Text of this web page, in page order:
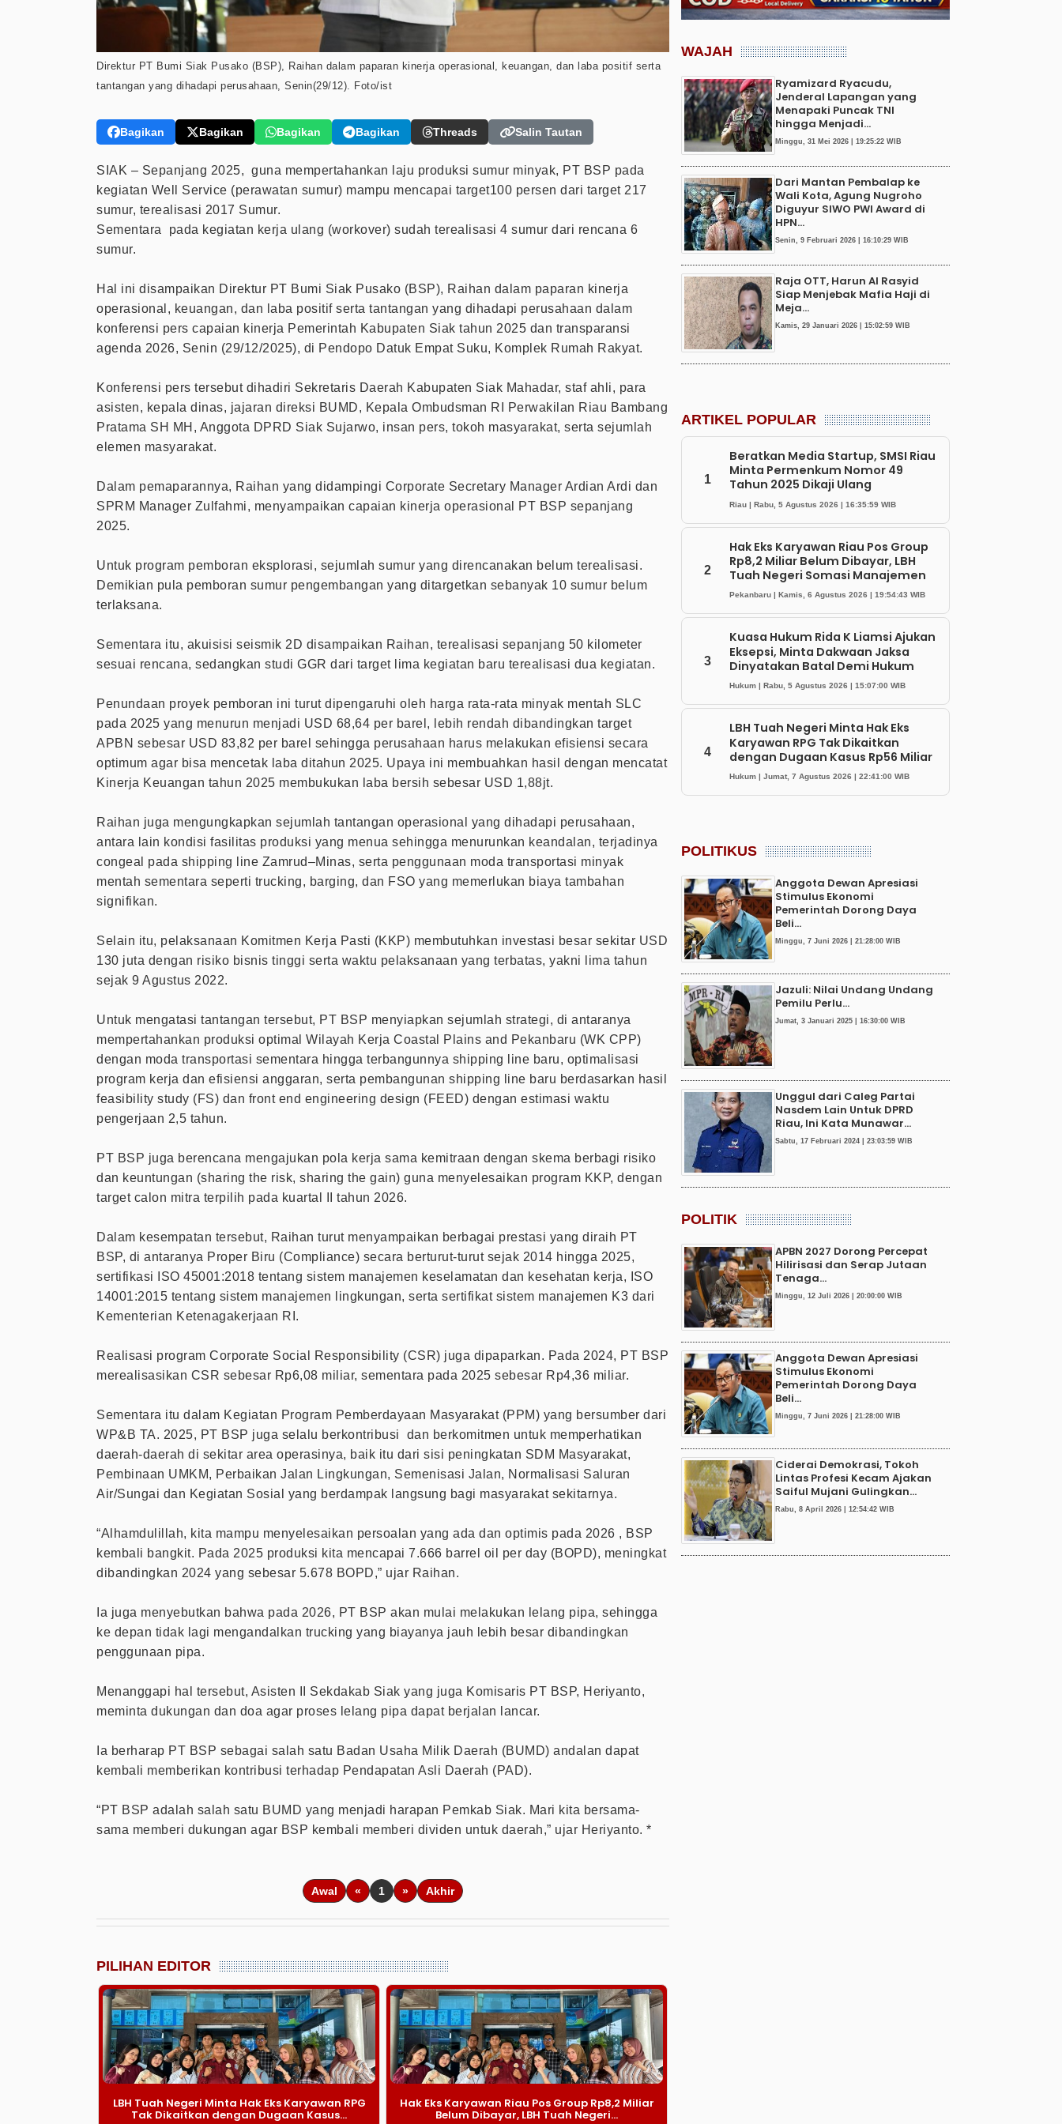
Direktur PT Bumi Siak Pusako (BSP), Raihan dalam paparan kinerja operasional, keuangan, dan laba positif serta
tantangan yang dihadapi perusahaan, Senin(29/12). Foto/ist
Bagikan Bagikan Bagikan Bagikan Threads Salin Tautan
SIAK – Sepanjang 2025, guna mempertahankan laju produksi sumur minyak, PT BSP pada
kegiatan Well Service (perawatan sumur) mampu mencapai target100 persen dari target 217
sumur, terealisasi 2017 Sumur.
Sementara pada kegiatan kerja ulang (workover) sudah terealisasi 4 sumur dari rencana 6
sumur.
Hal ini disampaikan Direktur PT Bumi Siak Pusako (BSP), Raihan dalam paparan kinerja
operasional, keuangan, dan laba positif serta tantangan yang dihadapi perusahaan dalam
konferensi pers capaian kinerja Pemerintah Kabupaten Siak tahun 2025 dan transparansi
agenda 2026, Senin (29/12/2025), di Pendopo Datuk Empat Suku, Komplek Rumah Rakyat.
Konferensi pers tersebut dihadiri Sekretaris Daerah Kabupaten Siak Mahadar, staf ahli, para
asisten, kepala dinas, jajaran direksi BUMD, Kepala Ombudsman RI Perwakilan Riau Bambang
Pratama SH MH, Anggota DPRD Siak Sujarwo, insan pers, tokoh masyarakat, serta sejumlah
elemen masyarakat.
Dalam pemaparannya, Raihan yang didampingi Corporate Secretary Manager Ardian Ardi dan
SPRM Manager Zulfahmi, menyampaikan capaian kinerja operasional PT BSP sepanjang
2025.
Untuk program pemboran eksplorasi, sejumlah sumur yang direncanakan belum terealisasi.
Demikian pula pemboran sumur pengembangan yang ditargetkan sebanyak 10 sumur belum
terlaksana.
Sementara itu, akuisisi seismik 2D disampaikan Raihan, terealisasi sepanjang 50 kilometer
sesuai rencana, sedangkan studi GGR dari target lima kegiatan baru terealisasi dua kegiatan.
Penundaan proyek pemboran ini turut dipengaruhi oleh harga rata-rata minyak mentah SLC
pada 2025 yang menurun menjadi USD 68,64 per barel, lebih rendah dibandingkan target
APBN sebesar USD 83,82 per barel sehingga perusahaan harus melakukan efisiensi secara
optimum agar bisa mencetak laba ditahun 2025. Upaya ini membuahkan hasil dengan mencatat
Kinerja Keuangan tahun 2025 membukukan laba bersih sebesar USD 1,88jt.
Raihan juga mengungkapkan sejumlah tantangan operasional yang dihadapi perusahaan,
antara lain kondisi fasilitas produksi yang menua sehingga menurunkan keandalan, terjadinya
congeal pada shipping line Zamrud–Minas, serta penggunaan moda transportasi minyak
mentah sementara seperti trucking, barging, dan FSO yang memerlukan biaya tambahan
signifikan.
Selain itu, pelaksanaan Komitmen Kerja Pasti (KKP) membutuhkan investasi besar sekitar USD
130 juta dengan risiko bisnis tinggi serta waktu pelaksanaan yang terbatas, yakni lima tahun
sejak 9 Agustus 2022.
Untuk mengatasi tantangan tersebut, PT BSP menyiapkan sejumlah strategi, di antaranya
mempertahankan produksi optimal Wilayah Kerja Coastal Plains and Pekanbaru (WK CPP)
dengan moda transportasi sementara hingga terbangunnya shipping line baru, optimalisasi
program kerja dan efisiensi anggaran, serta pembangunan shipping line baru berdasarkan hasil
feasibility study (FS) dan front end engineering design (FEED) dengan estimasi waktu
pengerjaan 2,5 tahun.
PT BSP juga berencana mengajukan pola kerja sama kemitraan dengan skema berbagi risiko
dan keuntungan (sharing the risk, sharing the gain) guna menyelesaikan program KKP, dengan
target calon mitra terpilih pada kuartal II tahun 2026.
Dalam kesempatan tersebut, Raihan turut menyampaikan berbagai prestasi yang diraih PT
BSP, di antaranya Proper Biru (Compliance) secara berturut-turut sejak 2014 hingga 2025,
sertifikasi ISO 45001:2018 tentang sistem manajemen keselamatan dan kesehatan kerja, ISO
14001:2015 tentang sistem manajemen lingkungan, serta sertifikat sistem manajemen K3 dari
Kementerian Ketenagakerjaan RI.
Realisasi program Corporate Social Responsibility (CSR) juga dipaparkan. Pada 2024, PT BSP
merealisasikan CSR sebesar Rp6,08 miliar, sementara pada 2025 sebesar Rp4,36 miliar.
Sementara itu dalam Kegiatan Program Pemberdayaan Masyarakat (PPM) yang bersumber dari
WP&B TA. 2025, PT BSP juga selalu berkontribusi dan berkomitmen untuk memperhatikan
daerah-daerah di sekitar area operasinya, baik itu dari sisi peningkatan SDM Masyarakat,
Pembinaan UMKM, Perbaikan Jalan Lingkungan, Semenisasi Jalan, Normalisasi Saluran
Air/Sungai dan Kegiatan Sosial yang berdampak langsung bagi masyarakat sekitarnya.
“Alhamdulillah, kita mampu menyelesaikan persoalan yang ada dan optimis pada 2026 , BSP
kembali bangkit. Pada 2025 produksi kita mencapai 7.666 barrel oil per day (BOPD), meningkat
dibandingkan 2024 yang sebesar 5.678 BOPD,” ujar Raihan.
Ia juga menyebutkan bahwa pada 2026, PT BSP akan mulai melakukan lelang pipa, sehingga
ke depan tidak lagi mengandalkan trucking yang biayanya jauh lebih besar dibandingkan
penggunaan pipa.
Menanggapi hal tersebut, Asisten II Sekdakab Siak yang juga Komisaris PT BSP, Heriyanto,
meminta dukungan dan doa agar proses lelang pipa dapat berjalan lancar.
Ia berharap PT BSP sebagai salah satu Badan Usaha Milik Daerah (BUMD) andalan dapat
kembali memberikan kontribusi terhadap Pendapatan Asli Daerah (PAD).
“PT BSP adalah salah satu BUMD yang menjadi harapan Pemkab Siak. Mari kita bersama-
sama memberi dukungan agar BSP kembali memberi dividen untuk daerah,” ujar Heriyanto. *
Awal « 1 » Akhir
PILIHAN EDITOR
LBH Tuah Negeri Minta Hak Eks Karyawan RPG
Tak Dikaitkan dengan Dugaan Kasus...
Hak Eks Karyawan Riau Pos Group Rp8,2 Miliar
Belum Dibayar, LBH Tuah Negeri...
WAJAH
Ryamizard Ryacudu,
Jenderal Lapangan yang
Menapaki Puncak TNI
hingga Menjadi...
Minggu, 31 Mei 2026 | 19:25:22 WIB
Dari Mantan Pembalap ke
Wali Kota, Agung Nugroho
Diguyur SIWO PWI Award di
HPN...
Senin, 9 Februari 2026 | 16:10:29 WIB
Raja OTT, Harun Al Rasyid
Siap Menjebak Mafia Haji di
Meja...
Kamis, 29 Januari 2026 | 15:02:59 WIB
ARTIKEL POPULAR
1
Beratkan Media Startup, SMSI Riau
Minta Permenkum Nomor 49
Tahun 2025 Dikaji Ulang
Riau | Rabu, 5 Agustus 2026 | 16:35:59 WIB
2
Hak Eks Karyawan Riau Pos Group
Rp8,2 Miliar Belum Dibayar, LBH
Tuah Negeri Somasi Manajemen
Pekanbaru | Kamis, 6 Agustus 2026 | 19:54:43 WIB
3
Kuasa Hukum Rida K Liamsi Ajukan
Eksepsi, Minta Dakwaan Jaksa
Dinyatakan Batal Demi Hukum
Hukum | Rabu, 5 Agustus 2026 | 15:07:00 WIB
4
LBH Tuah Negeri Minta Hak Eks
Karyawan RPG Tak Dikaitkan
dengan Dugaan Kasus Rp56 Miliar
Hukum | Jumat, 7 Agustus 2026 | 22:41:00 WIB
POLITIKUS
Anggota Dewan Apresiasi
Stimulus Ekonomi
Pemerintah Dorong Daya
Beli...
Minggu, 7 Juni 2026 | 21:28:00 WIB
Jazuli: Nilai Undang Undang
Pemilu Perlu...
Jumat, 3 Januari 2025 | 16:30:00 WIB
Unggul dari Caleg Partai
Nasdem Lain Untuk DPRD
Riau, Ini Kata Munawar...
Sabtu, 17 Februari 2024 | 23:03:59 WIB
POLITIK
APBN 2027 Dorong Percepat
Hilirisasi dan Serap Jutaan
Tenaga...
Minggu, 12 Juli 2026 | 20:00:00 WIB
Anggota Dewan Apresiasi
Stimulus Ekonomi
Pemerintah Dorong Daya
Beli...
Minggu, 7 Juni 2026 | 21:28:00 WIB
Ciderai Demokrasi, Tokoh
Lintas Profesi Kecam Ajakan
Saiful Mujani Gulingkan...
Rabu, 8 April 2026 | 12:54:42 WIB